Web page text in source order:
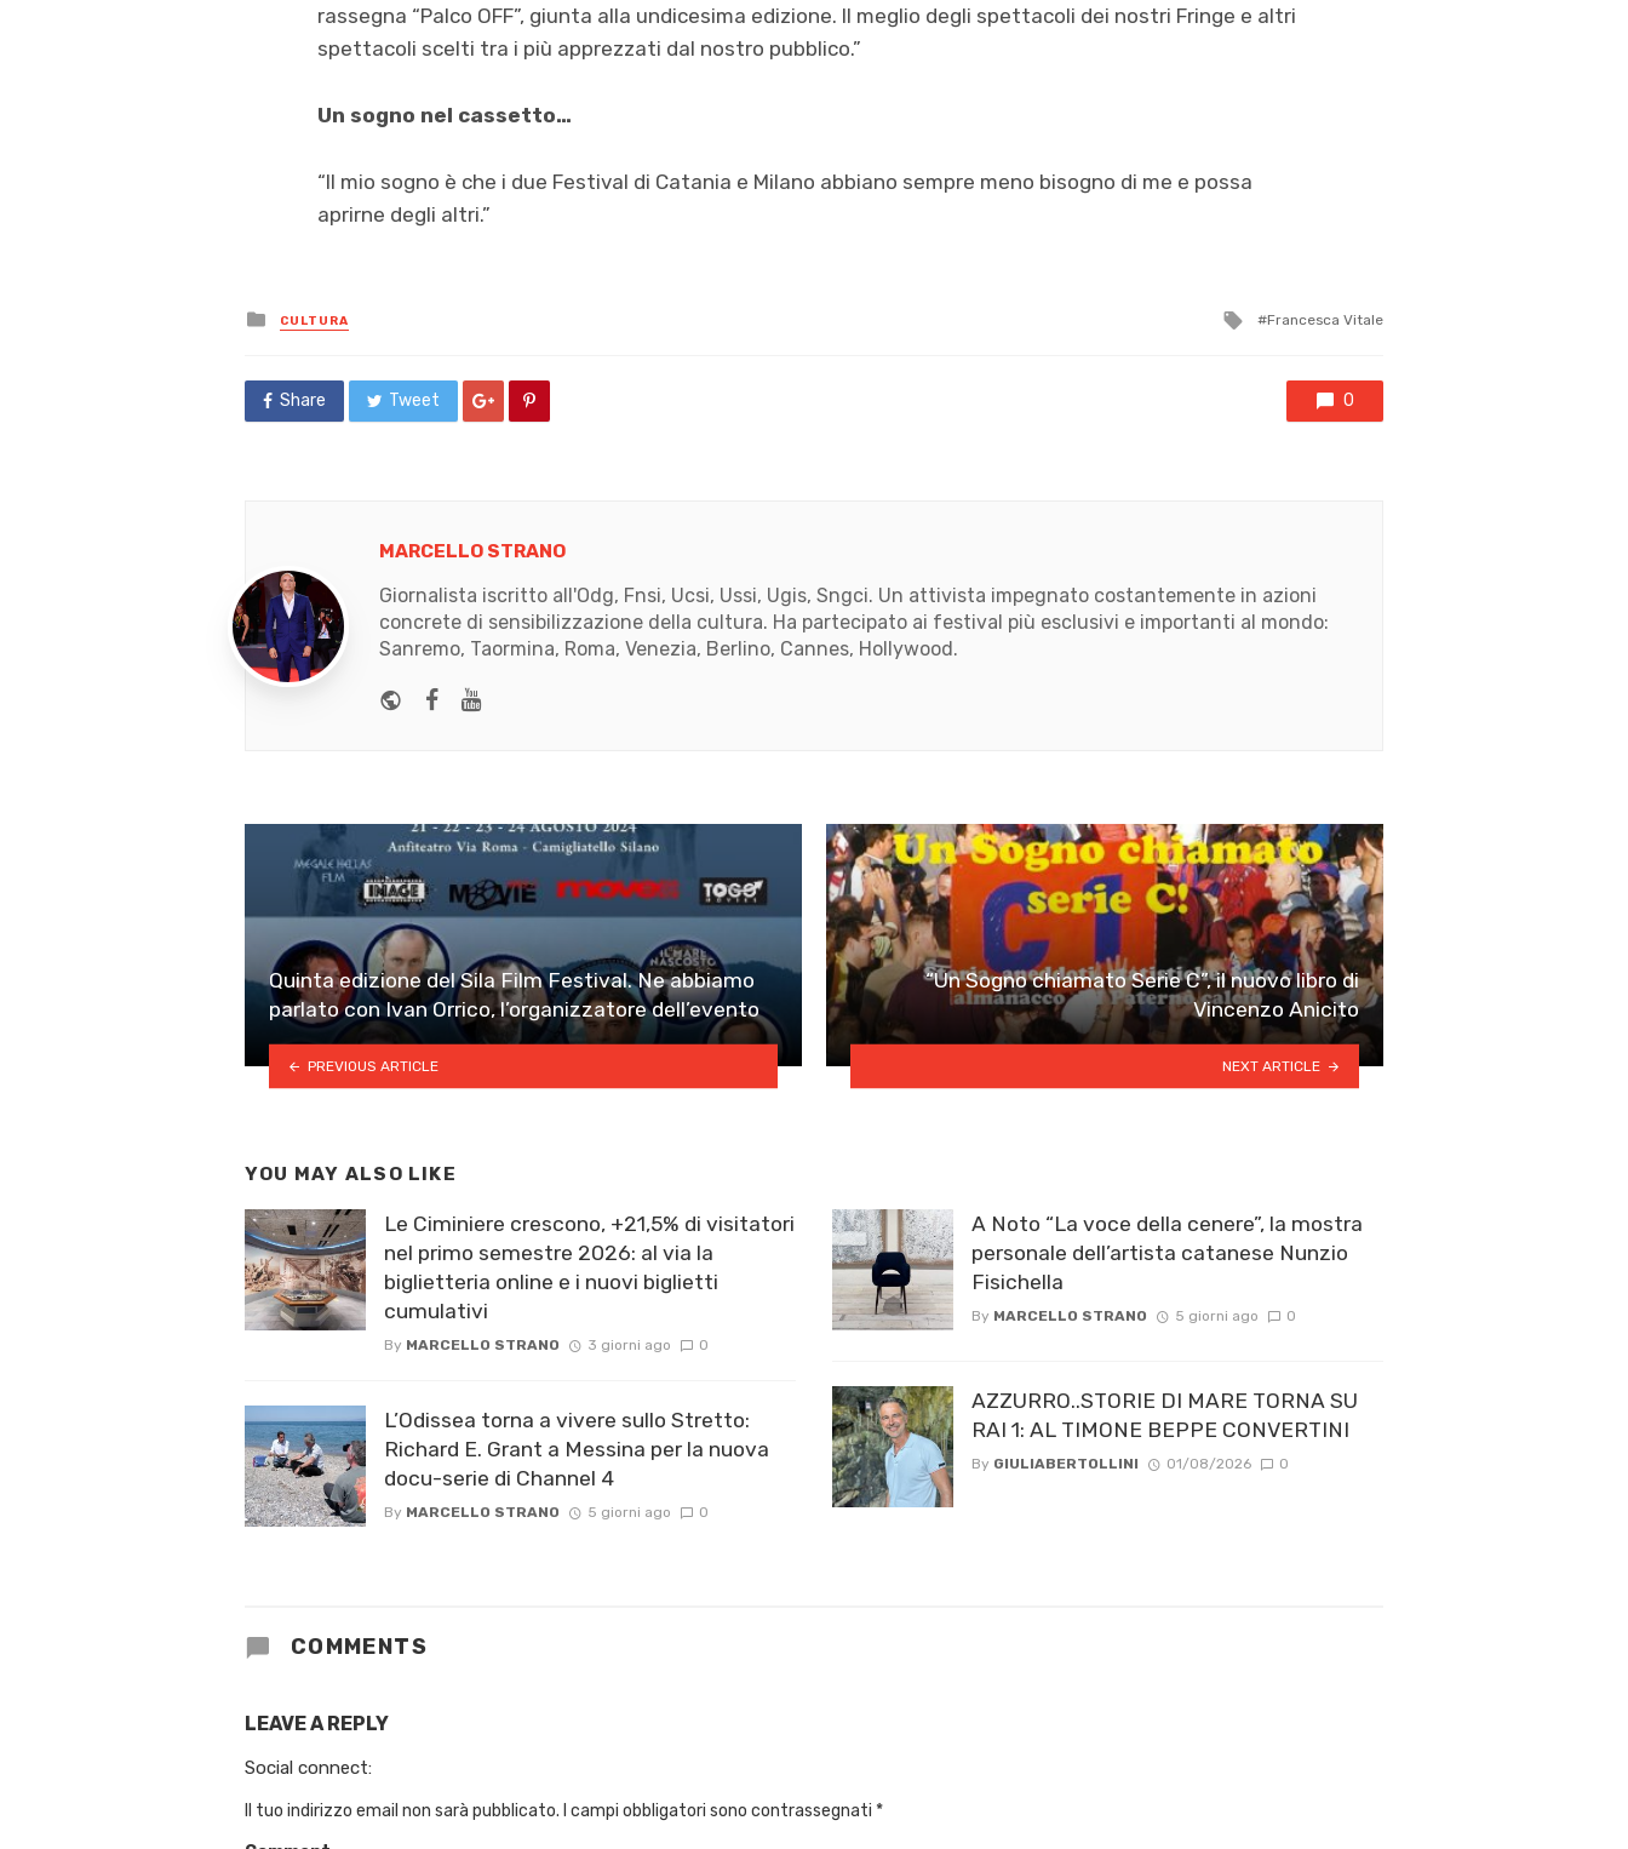
rassegna “Palco OFF”, giunta alla undicesima edizione. Il meglio degli spettacoli dei nostri Fringe e altri
spettacoli scelti tra i più apprezzati dal nostro pubblico.”
Un sogno nel cassetto…
“Il mio sogno è che i due Festival di Catania e Milano abbiano sempre meno bisogno di me e possa
aprirne degli altri.”
Posted
in
CULTURA
Tagged
Francesca Vitale
Share Tweet 0
MARCELLO STRANO
Giornalista iscritto all'Odg, Fnsi, Ucsi, Ussi, Ugis, Sngci. Un attivista impegnato costantemente in azioni
concrete di sensibilizzazione della cultura. Ha partecipato ai festival più esclusivi e importanti al mondo:
Sanremo, Taormina, Roma, Venezia, Berlino, Cannes, Hollywood.
WebsiteFacebook
Quinta edizione del Sila Film Festival. Ne abbiamo
parlato con Ivan Orrico, l’organizzatore dell’evento
PREVIOUS ARTICLE
“Un Sogno chiamato Serie C”, il nuovo libro di
Vincenzo Anicito
NEXT ARTICLE
YOU MAY ALSO LIKE
Le Ciminiere crescono, +21,5% di visitatori
nel primo semestre 2026: al via la
biglietteria online e i nuovi biglietti
cumulativi
By MARCELLO STRANO 3 giorni ago 0
L’Odissea torna a vivere sullo Stretto:
Richard E. Grant a Messina per la nuova
docu-serie di Channel 4
By MARCELLO STRANO 5 giorni ago 0
A Noto “La voce della cenere”, la mostra
personale dell’artista catanese Nunzio
Fisichella
By MARCELLO STRANO 5 giorni ago 0
AZZURRO..STORIE DI MARE TORNA SU
RAI 1: AL TIMONE BEPPE CONVERTINI
By GIULIABERTOLLINI 01/08/2026 0
COMMENTS
LEAVE A REPLY
Social connect:
Il tuo indirizzo email non sarà pubblicato. I campi obbligatori sono contrassegnati *